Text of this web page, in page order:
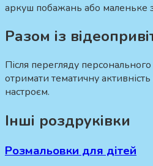
аркуш побажань або маленьке
Разом із
Після перегляду
отримати тематичну
настроєм.
Інші роздруківки
Розмальовки для дітей